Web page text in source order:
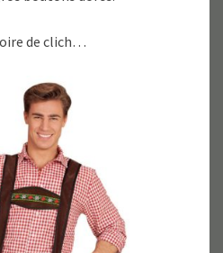
de clich…